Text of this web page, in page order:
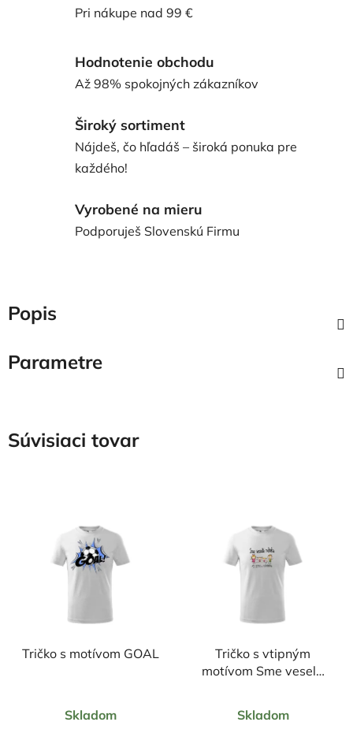
Pri nákupe nad 99 €
Hodnotenie obchodu
Až 98% spokojných zákazníkov
Široký sortiment
Nájdeš, čo hľadáš – široká ponuka pre
každého!
Vyrobené na mieru
Podporuješ Slovenskú Firmu
Popis
Parametre
Súvisiaci tovar
Tričko s motívom GOAL
hodnotenie
Skladom
Tričko s vtipným
motívom Sme veselá
hodnotenie
Skladom